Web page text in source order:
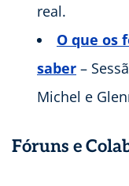
real.
O que os
saber –
Michel e
Fóruns e